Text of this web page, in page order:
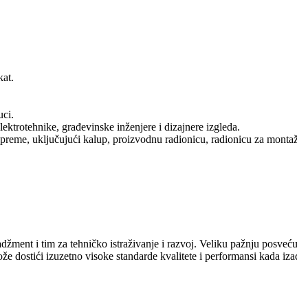
građevinske inženjere i dizajnere izgleda.
uključujući kalup, proizvodnu radionicu, radionicu za
i tim za tehničko istraživanje i razvoj. Veliku pažnju
dostići izuzetno visoke standarde kvalitete i performansi kada